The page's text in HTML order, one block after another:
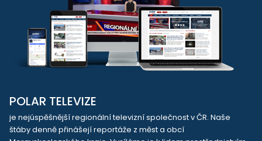
POLAR TELEVIZE
je nejúspěšnější regionální televizní společnost v ČR. Naše
štáby denně přinášejí reportáže z měst a obcí